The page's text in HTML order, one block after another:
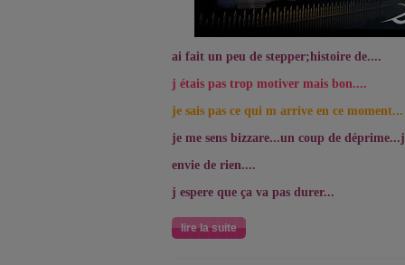
ai fait un peu de stepper;histoire de....
j étais pas trop motiver mais bon....
je sais pas ce qui m arrive en ce moment...
je me sens bizzare...un coup de
envie de rien....
j espere que ça va pas durer...
lire la suite